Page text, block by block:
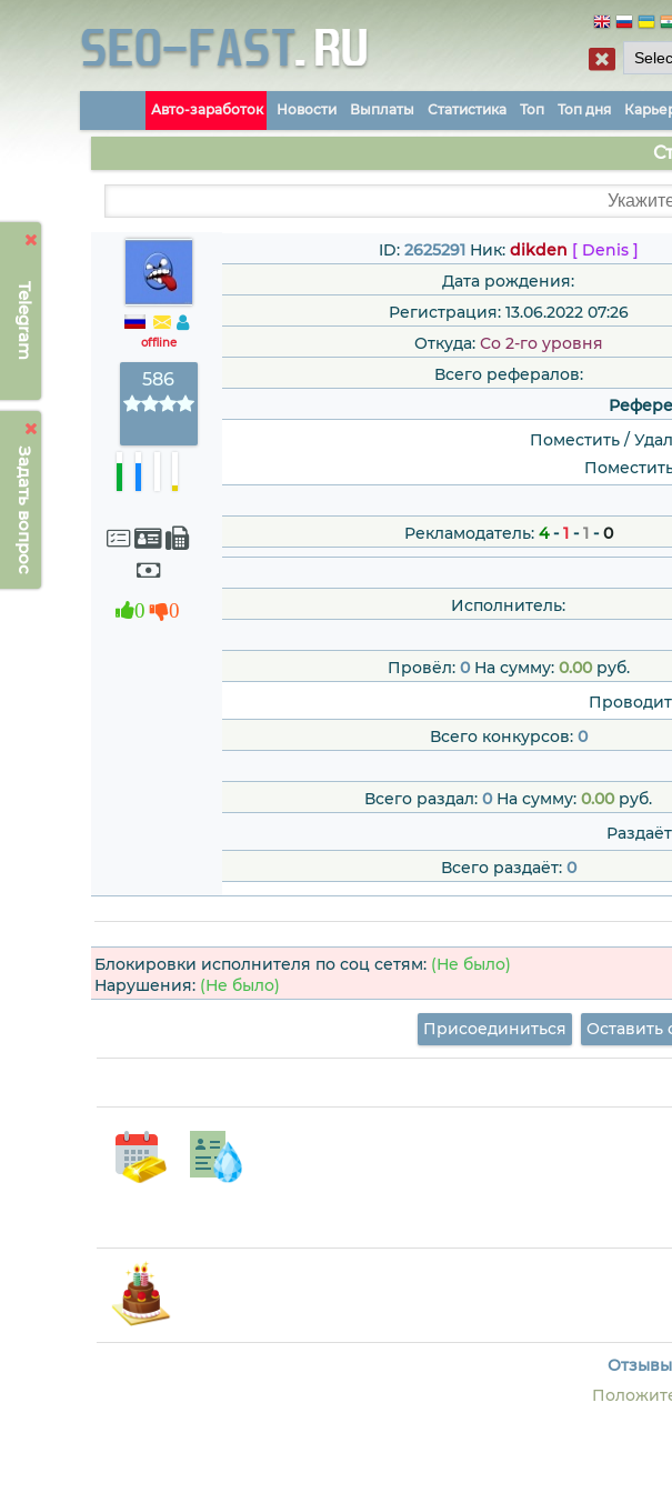
Telegram
Задать вопрос
Авто-заработок Новости Выплаты Статистика Топ Топ дня
offline
586
0 0
ID: 2625291 Ник: dikden [ Denis ]
Дата рождения:
Регистрация: 13.06.2022 07:26
Откуда: Со 2-го уровня
Всего рефералов:
Поместить /
Рекламодатель: 4-1-1 -0
Исполнитель:
Провёл: 0На сумму: 0.00руб.
Всего конкурсов: 0
Всего раздал: 0На сумму: 0.00руб.
Всего раздаёт: 0
Блокировки исполнителя по соц сетям: (Не было)
Нарушения: (Не было)
Присоединиться Оставить
Отзывы